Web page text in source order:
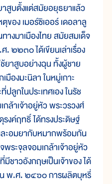
สูบตั้งแต่สมัยอยุธยาแล้ว
อง เมอร์ซิเออร์ เดอลาลู
างมาเมืองไทย สมัยสมเด็จ
๒๒๓๐ ได้เขียนเล่าเรื่อง
ยาสูบอย่างฉุน ทั้งผู้ชาย
องมะนิลา ในหมู่เกาะ
ลูกในประเทศเอง ในรัช
ล้าเจ้าอยู่หัว พระวรวงศ์
รงค์ฤทธิ์ ได้ทรงประดิษฐ์
ะอมยากับหมากพร้อมกัน
ระจุลจอมเกล้าเจ้าอยู่หัว
ชาวอังกฤษเป็นเจ้าของ ได้
น พ.ศ. ๒๔๖๐ การผลิตบุหรี่